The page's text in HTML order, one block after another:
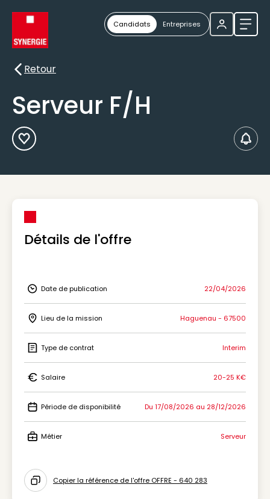
Candidats Entreprises
Retour
Retour
Serveur F/H
Ajouter aux Favoris
Détails de l'offre
Icon Date de publication
Date de publication 22/04/2026
Icon Lieu de la mission
Lieu de la mission Haguenau - 67500
Icon Type de contrat
Type de contrat Interim
Icon Salaire
Salaire 20-25 K€
Icon Période de disponibilité
Période de disponibilité Du 17/08/2026 au 28/12/2026
Métier Serveur
Icon copy to clipboard
Copier la référence de l'offre OFFRE - 640 283